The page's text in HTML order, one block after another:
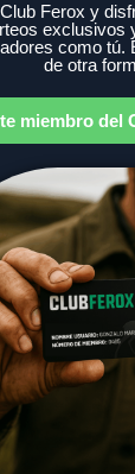
Ferox y
exclusivos
como tú.
de otra
miembro del